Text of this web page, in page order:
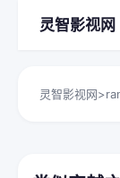
灵智影视网
灵智影视网>